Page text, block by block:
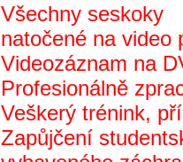
Všechny seskoky
natočené na video
Videozáznam na
Profesionálně
Veškerý trénink,
Zapůjčení